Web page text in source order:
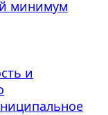
минимум
и